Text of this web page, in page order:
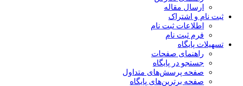
ارسال مقاله
ثبت نام و اشتراک
اطلاعات ثبت نام
فرم ثبت نام
تسهیلات پایگاه
راهنمای صفحات
جستجو در پایگاه
صفحه پرسش‌های متداول
صفحه برترین‌های پایگاه